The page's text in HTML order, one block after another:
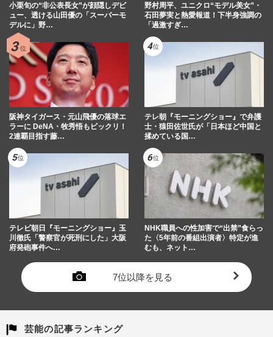
小栗旬の“非公表長女”が顔隠しデビ
ュー、透ける山田優の「スーパーモ
デルに」野…
野村周平、ユニクロ“モデル美女”・
石田夢実と熱愛報道！下半身強調の
「過激すぎ…
阪神タイガース・元山飛優の落球エ
ラーに DeNA・牧秀悟もビックリ！
2連覇目指す藤…
テレ朝『モーニングショー』で弁護
士・猿田佐世氏が「日本ほど中国と
揉めている国…
テレビ朝日『モーニングショー』玉
川徹氏「警察官が死刑にした」大阪
府発砲事件へ…
NHK職員への性加害で“出禁”食らっ
た〈5年前の番組出演者〉特定が進
むも、ネット…
7位以降を見る
芸能の記事ランキング